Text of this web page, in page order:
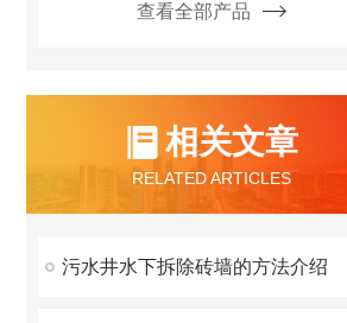
查看全部产品
相关文章
RELATED ARTICLES
污水井水下拆除砖墙的方法介绍